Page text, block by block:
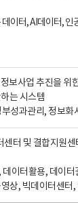
이터, AI데이터, 인
보사업 추진을 위
는 시스템
성과관리, 정보화
터 및 결합지원
이터활용, 데이
상, 빅데이터센터,